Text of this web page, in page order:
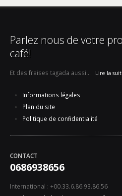
Parlez nous de votre
café!
Et des fraises tagada aussi... Lire la
Informations légales
Plan du site
Politique de confidentialité
CONTACT
0686938656
International : +00.33.6.86.93.86.56